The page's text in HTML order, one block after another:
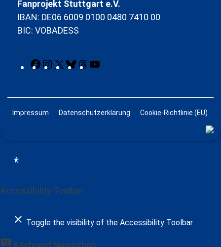
Fanprojekt Stuttgart e.V.
IBAN: DE06 6009 0100 0480 7410 00
BIC: VOBADESS
Facebook
Instagram
X BlueskyThreads
Impressum Datenschutzerklärung Cookie-Richtlinie (EU)
Accessibility Toolbar
close Toggle the visibility of the Accessibility Toolbar
keyboard Keyboard Navigation